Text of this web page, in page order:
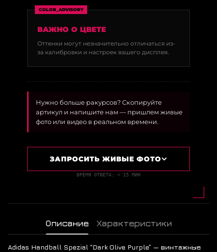
COLOR_ADVISORY
ВАЖНО О ЦВЕТЕ
Оттенки могут незначительно отличаться из-
за калибровки и настроек вашего дисплея.
Нужно больше ракурсов? Скопируйте
артикул и напишите нам — пришлем живые
фото или видео в реальном времени.
ЗАПРОСИТЬ ЖИВЫЕ ФОТО
ВРЕМЯ ОТВЕТА: < 15 МИН
Описание Характеристики
Adidas Handball Spezial “Dark Olive Purple” — винтажные